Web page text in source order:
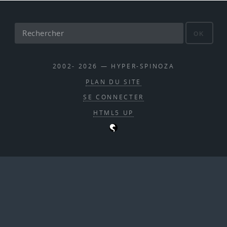
OK
2002- 2026 — HYPER-SPINOZA
PLAN DU SITE
SE CONNECTER
HTML5 UP